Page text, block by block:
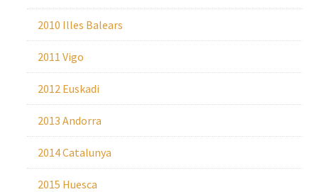
2010 Illes Balears
2011 Vigo
2012 Euskadi
2013 Andorra
2014 Catalunya
2015 Huesca